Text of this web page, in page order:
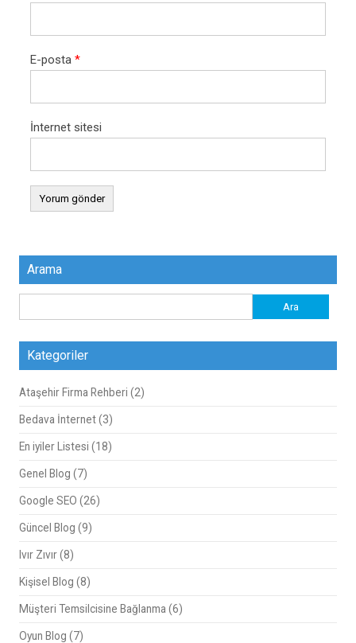
E-posta *
İnternet sitesi
Arama
Kategoriler
Ataşehir Firma Rehberi (2)
Bedava İnternet(3)
En iyiler Listesi (18)
Genel Blog (7)
Google SEO (26)
Güncel Blog (9)
Ivır Zıvır(8)
Kişisel Blog (8)
Müşteri Temsilcisine Bağlanma (6)
Oyun Blog (7)